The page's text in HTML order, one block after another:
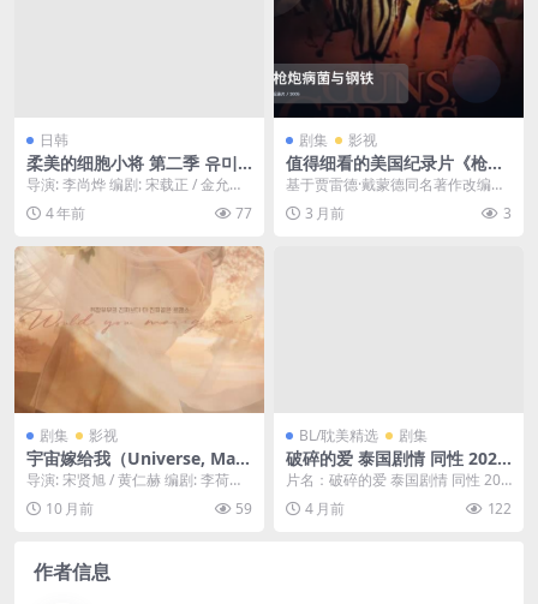
日韩
柔美的细胞小将 第二季 유미
의세포들 시즌2 (2022) 含第一
季
导演: 李尚烨 编剧: 宋载正 / 金允珠 /
金景兰 主演: 金高银 / 朴珍...
4 年前 77
剧集 影视
值得细看的美国纪录片《枪炮
病菌与钢铁》 2005 未删减 限
时转存
基于贾雷德·戴蒙德同名著作改编的
纪录片，探讨了为什么欧亚大陆的
文明能够征服其他大...
3 月前 3
剧集 影视
宇宙嫁给我（Universe, Marr
y Me）-2025-喜剧/爱情-免费
下载 🇰🇷一部韩剧，一个普通
的女孩，在一次意外中，救下
球，并向她求婚，一场跨越星
导演: 宋贤旭 / 黄仁赫 编剧: 李荷娜
又名: 愿意和我结婚吗 / 宇宙Ma...
10 月前 59
BL/耽美精选 剧集
破碎的爱 泰国剧情 同性 2026
泰剧 全集 中字 高清 下载
片名：破碎的爱 泰国剧情 同性 202
6 泰剧 全集 中字 高清 下载 分类：
剧...4 月前 122
作者信息